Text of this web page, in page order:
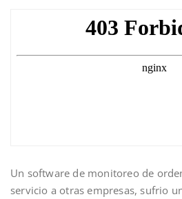
Un software de monitoreo de
servicio a otras empresas, sufrio